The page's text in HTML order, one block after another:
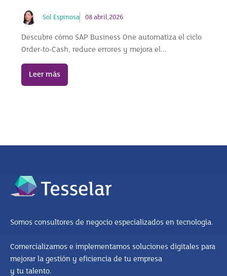
Sol Espinosa 08 abril,2026
Descubre cómo SAP Business One automatiza el ciclo
Order-to-Cash, reduce errores y mejora el...
Leer más
Somos consultores de negocio especializados en tecnología.
Comercializamos e implementamos soluciones digitales para
mejorar la gestión y eficiencia de tu empresa
y tu talento.